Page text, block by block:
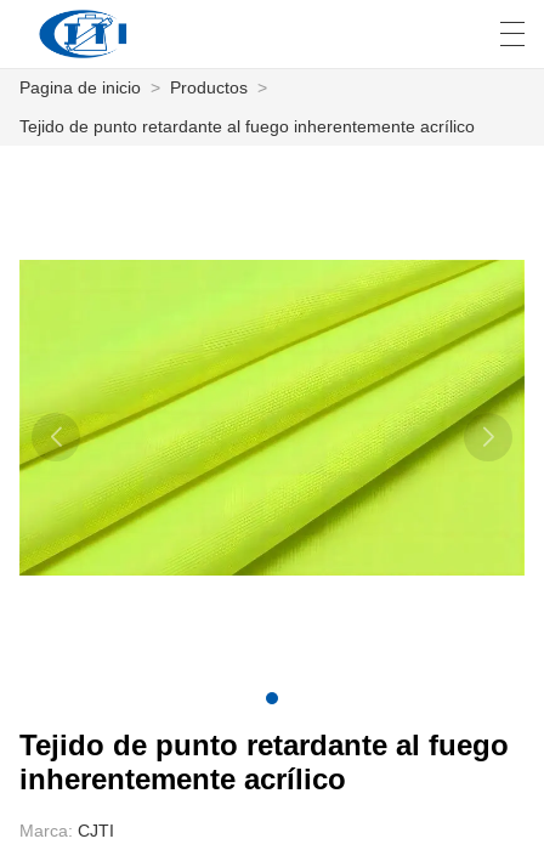
SOBRE NOSOTROS
NOTICIAS
INDUSTRIA
CONTÁCTENOS
العربية česky
Pagina de inicio > Productos >
Tejido de punto retardante al fuego inherentemente acrílico
Tejido de punto retardante al fuego
inherentemente acrílico
Marca: CJTI